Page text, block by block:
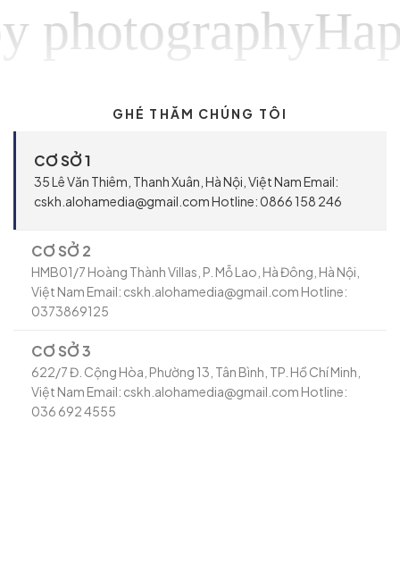
GHÉ THĂM CHÚNG TÔI
CƠ SỞ 1
35 Lê Văn Thiêm, Thanh Xuân, Hà Nội, Việt Nam Email:
cskh.alohamedia@gmail.com Hotline: 0866 158 246
CƠ SỞ 2
HMB01/7 Hoàng Thành Villas, P. Mỗ Lao, Hà Đông, Hà Nội,
Việt Nam Email: cskh.alohamedia@gmail.com Hotline:
0373869125
CƠ SỞ 3
622/7 Đ. Cộng Hòa, Phường 13, Tân Bình, TP. Hồ Chí Minh,
Việt Nam Email: cskh.alohamedia@gmail.com Hotline:
036 692 4555